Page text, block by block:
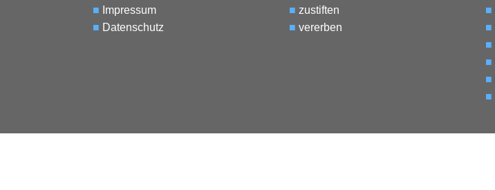
■ Impressum
■ Datenschutz
■ zustiften
■ vererben
■
■
■
■
■
■